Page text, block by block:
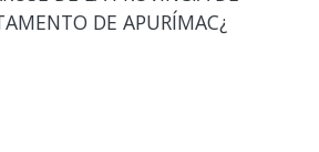
DE APURÍMAC¿